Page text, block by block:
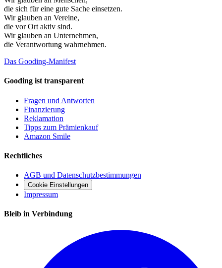
die sich für eine gute Sache einsetzen.
Wir glauben an Vereine,
die vor Ort aktiv sind.
Wir glauben an Unternehmen,
die Verantwortung wahrnehmen.
Das Gooding-Manifest
Gooding ist transparent
Fragen und Antworten
Finanzierung
Reklamation
Tipps zum Prämienkauf
Amazon Smile
Rechtliches
AGB und Datenschutzbestimmungen
Cookie Einstellungen
Impressum
Bleib in Verbindung